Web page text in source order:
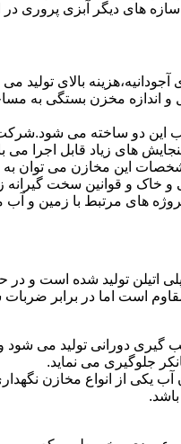
های دیگر آبزی پروری در
بالای تولید می
اندازه مخزن بستگی به
این دو ساخته می
های زیاد قابل اجرا می
مخازن می توان به نصب
و خاک و قوانین سخت
های مرتبط با زمین و آب
اتیلن تولید شده است و
است اما در برابر
گیری دورانی تولید می
جلوگیری می نماید.
آب یکی از انواع مخازن